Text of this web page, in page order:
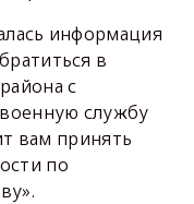
информация
в
с
службу
вам принять
по